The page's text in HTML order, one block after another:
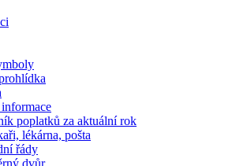
poplatků za aktuální rok
lékárna, pošta
řády
dvůr